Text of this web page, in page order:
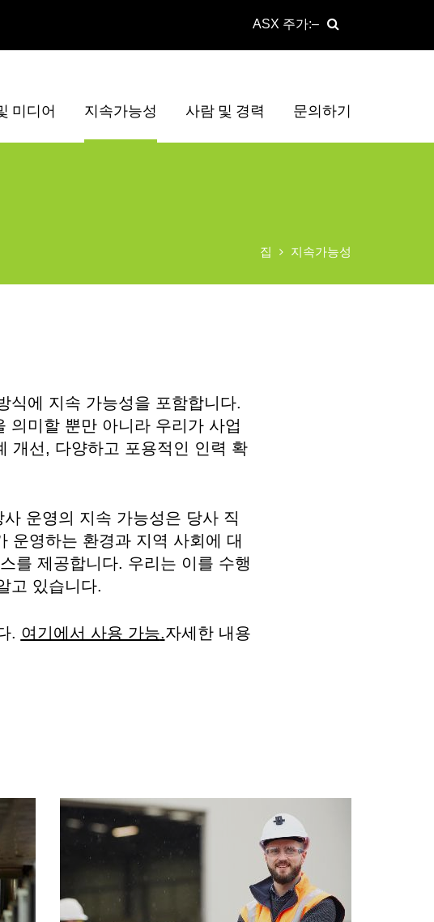
ASX 주가:
미디어 지속가능성 사람 및 경력 문의하기
집 지속가능성
식에 지속 가능성을 포함합니다.
의미할 뿐만 아니라 우리가 사업
개선, 다양하고 포용적인 인력 확
운영의 지속 가능성은 당사 직
운영하는 환경과 지역 사회에 대
를 제공합니다. 우리는 이를 수행
고 있습니다.
. 여기에서 사용 가능.자세한 내용